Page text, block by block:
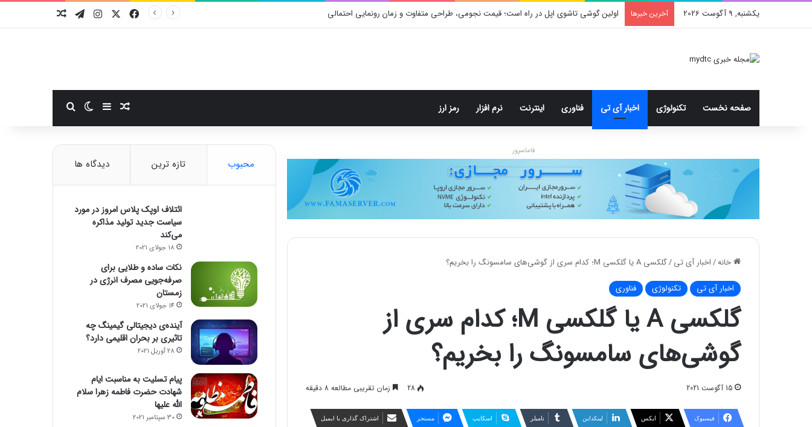
یکشنبه, 9 آگوست 2026 آخرین خبرها اولین گوشی تاشوی اپل در راه است؛ قیمت نجومی، طراحی متفاوت و زمان رونمایی احتمالی فیسبوکایکس اینستاگرام
تلگرام
صفحه نخست تکنولوژی اخبار آی تی فناوری اینترنت نرم افزار رمز ارز نوشته تصادفی
سایدبارتغییر پوسته
فاماسرور
خانه/اخبار آی تی/گلکسی A یا گلکسی M؛ کدام سری از گوشی‌های سامسونگ را بخریم؟
اخبار آی تی تکنولوژی فناوری
گلکسی A یا گلکسی M؛ کدام سری از
گوشی‌های سامسونگ را بخریم؟
15 آگوست 2021 28 زمان تقریبی مطالعه 8 دقیقه
فیسبوک ایکس لینکداین تامبلر اسکایپ مسنجر اشتراک گذاری با ایمیل
محبوب تازه ترین دیدگاه ها
ائتلاف اوپک پلاس امروز در مورد
سیاست جدید تولید مذاکره
می‌کند
18 جولای 2021
نکات ساده و طلایی برای
صرفه‌جویی مصرف انرژی در
زمستان
14 جولای 2021
آینده‌ی دیجیتالی گیمینگ چه
تاثیری بر بحران اقلیمی دارد؟
28 آوریل 2021
پیام تسلیت به مناسبت ایام
شهادت حضرت فاطمه زهرا سلام
الله علیها
30 سپتامبر 2021